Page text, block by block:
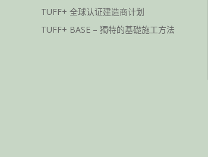
TUFF+ 全球认证建造商计划
TUFF+ BASE – 獨特的基礎施工方法